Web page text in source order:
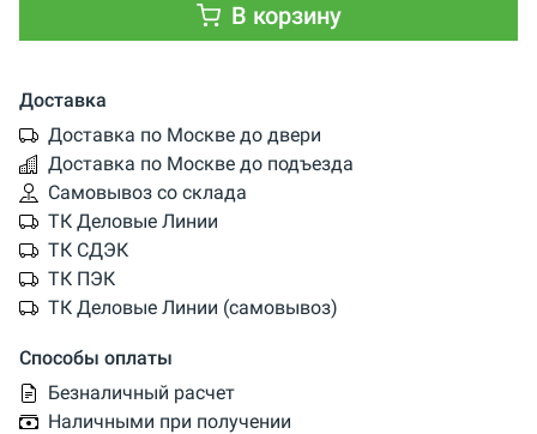
В корзину
Доставка
Доставка по Москве до двери
Доставка по Москве до подъезда
Самовывоз со склада
ТК Деловые Линии
ТК СДЭК
ТК ПЭК
ТК Деловые Линии (самовывоз)
Способы оплаты
Безналичный расчет
Наличными при получении